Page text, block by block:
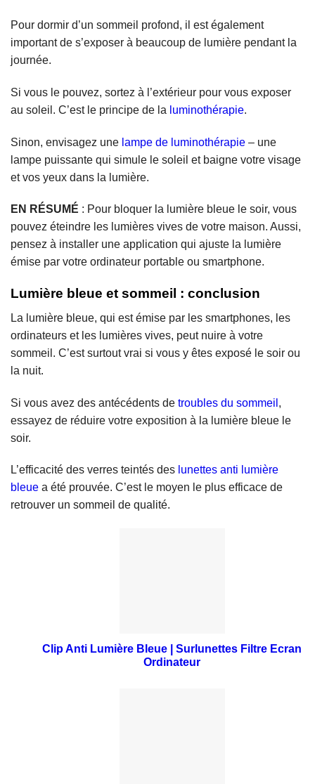
Pour dormir d’un sommeil profond, il est également
important de s’exposer à beaucoup de lumière pendant la
journée.
Si vous le pouvez, sortez à l’extérieur pour vous exposer
au soleil. C’est le principe de la luminothérapie.
Sinon, envisagez une lampe de luminothérapie – une
lampe puissante qui simule le soleil et baigne votre visage
et vos yeux dans la lumière.
EN RÉSUMÉ : Pour bloquer la lumière bleue le soir, vous
pouvez éteindre les lumières vives de votre maison. Aussi,
pensez à installer une application qui ajuste la lumière
émise par votre ordinateur portable ou smartphone.
Lumière bleue et sommeil : conclusion
La lumière bleue, qui est émise par les smartphones, les
ordinateurs et les lumières vives, peut nuire à votre
sommeil. C’est surtout vrai si vous y êtes exposé le soir ou
la nuit.
Si vous avez des antécédents de troubles du sommeil ,
essayez de réduire votre exposition à la lumière bleue le
soir.
L’efficacité des verres teintés des lunettes anti lumière
bleue a été prouvée. C’est le moyen le plus efficace de
retrouver un sommeil de qualité.
Clip Anti Lumière Bleue | Surlunettes Filtre Ecran
Ordinateur